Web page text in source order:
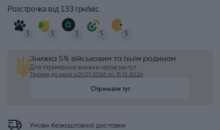
Розстрочка від 133 грн/міс
5 5 5 5 5
Знижка 5% військовим та їхнім родинам
Для отримання знижки натисни тут
Термін дії акції з 01.01.2026 по 31.12.2026
Отримати тут
Умови безкоштовної доставки